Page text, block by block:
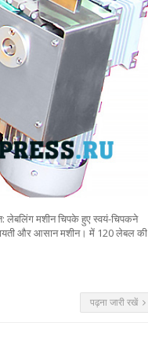
लेबलिंग मशीन चिपके हुए स्वयं-चिपकने
और आसान मशीन। में 120 लेबल की
पढ़ना जारी रखें